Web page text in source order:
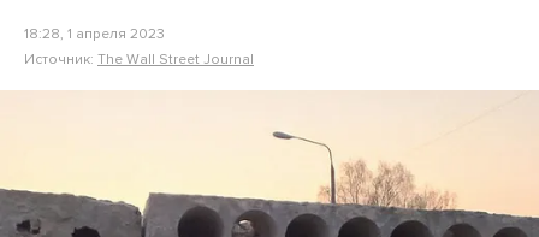
18:28, 1 апреля 2023
Источник: The Wall Street Journal